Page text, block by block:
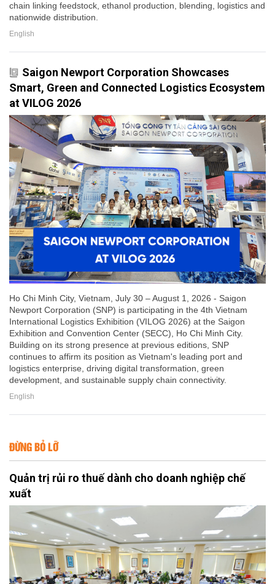
chain linking feedstock, ethanol production, blending, logistics and
nationwide distribution.
English
Saigon Newport Corporation Showcases
Smart, Green and Connected Logistics Ecosystem
at VILOG 2026
Ho Chi Minh City, Vietnam, July 30 – August 1, 2026 - Saigon
Newport Corporation (SNP) is participating in the 4th Vietnam
International Logistics Exhibition (VILOG 2026) at the Saigon
Exhibition and Convention Center (SECC), Ho Chi Minh City.
Building on its strong presence at previous editions, SNP
continues to affirm its position as Vietnam's leading port and
logistics enterprise, driving digital transformation, green
development, and sustainable supply chain connectivity.
English
ĐỪNG BỎ LỠ
Quản trị rủi ro thuế dành cho doanh nghiệp chế
xuất